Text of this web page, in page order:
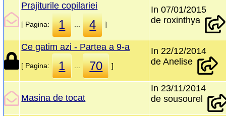
Prajiturile copilariei
[ Pagina: 1 4 ]
In 07/01/2015
de roxinthya
Ce gatim azi - Partea a 9-a
[ Pagina: 1 70 ]
In 22/12/2014
de Anelise
Masina de tocat
In 23/11/2014
de sousourel